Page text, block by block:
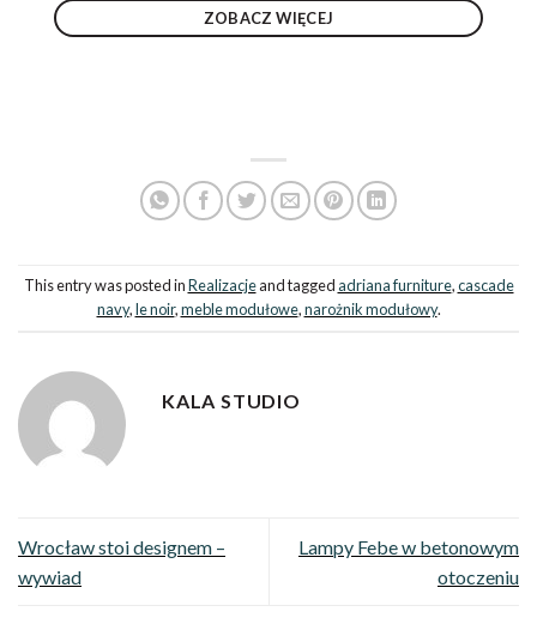
ZOBACZ WIĘCEJ
This entry was posted inRealizacjeand taggedadriana furniture,cascade
navy,le noir,meble modułowe,narożnik modułowy.
KALA STUDIO
Wrocław stoi designem –
wywiad
Lampy Febe w betonowym
otoczeniu